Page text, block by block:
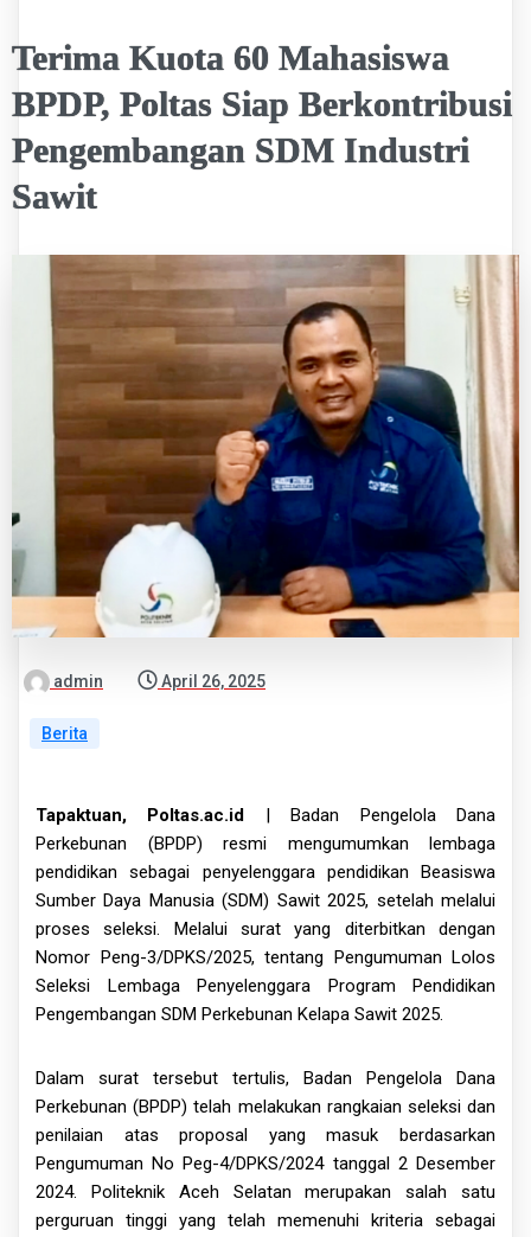
Terima Kuota 60 Mahasiswa
BPDP, Poltas Siap Berkontribusi
Pengembangan SDM Industri
Sawit
admin April 26, 2025
Berita
Tapaktuan, Poltas.ac.id
| Badan Pengelola Dana
Perkebunan (BPDP) resmi mengumumkan lembaga
pendidikan sebagai penyelenggara pendidikan Beasiswa
Sumber Daya Manusia (SDM) Sawit 2025, setelah melalui
proses seleksi. Melalui surat yang diterbitkan dengan
Nomor Peng-3/DPKS/2025, tentang Pengumuman Lolos
Seleksi Lembaga Penyelenggara Program Pendidikan
Pengembangan SDM Perkebunan Kelapa Sawit 2025.
Dalam surat tersebut tertulis, Badan Pengelola Dana
Perkebunan (BPDP) telah melakukan rangkaian seleksi dan
penilaian atas proposal yang masuk berdasarkan
Pengumuman No Peg-4/DPKS/2024 tanggal 2 Desember
2024. Politeknik Aceh Selatan merupakan salah satu
perguruan tinggi yang telah memenuhi kriteria sebagai